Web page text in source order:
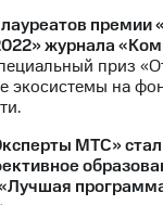
премии
журнала
приз
экосистемы на
МТС»